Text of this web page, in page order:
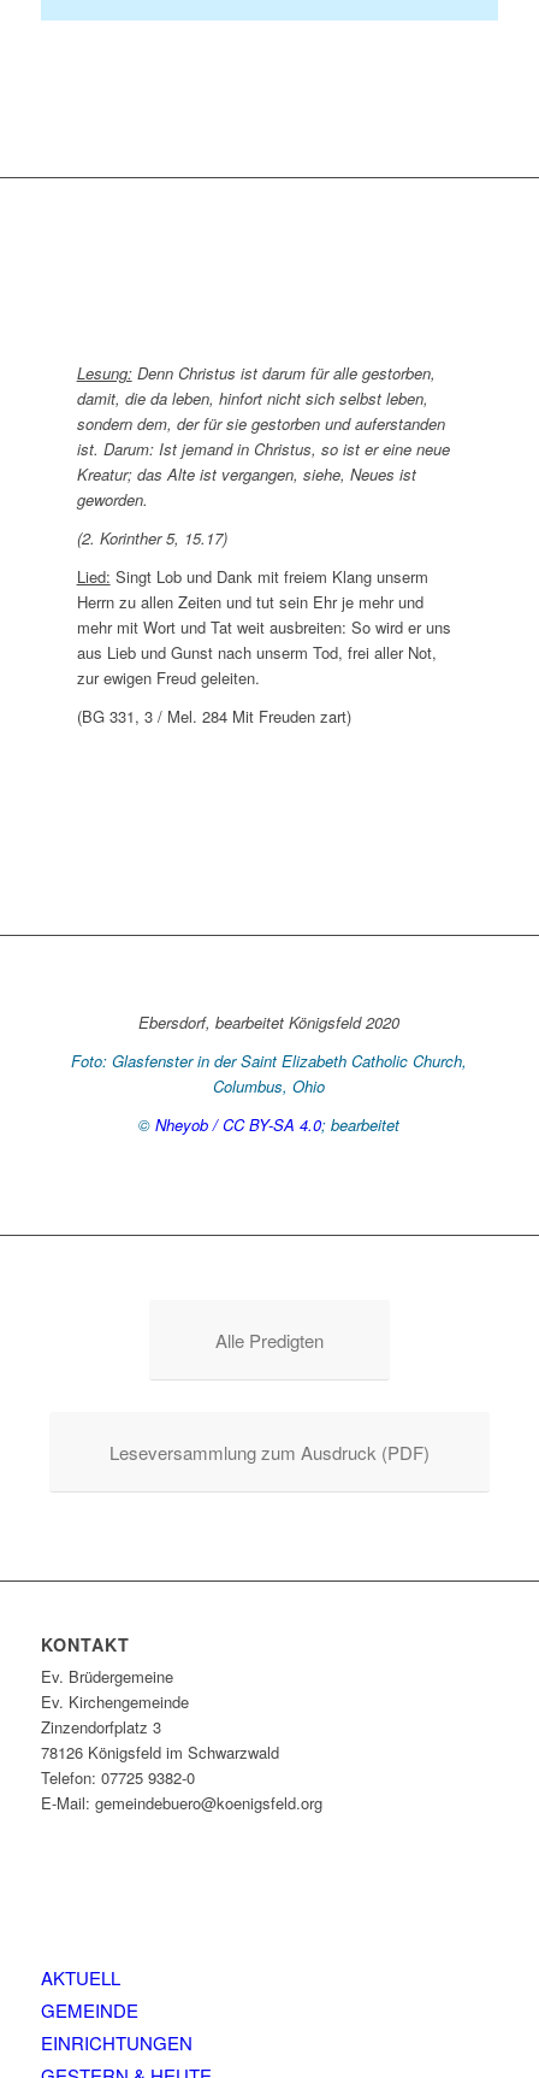
Lesung:Denn Christus ist darum für alle gestorben,
damit, die da leben, hinfort nicht sich selbst leben,
sondern dem, der für sie gestorben und auferstanden
ist. Darum: Ist jemand in Christus, so ist er eine neue
Kreatur; das Alte ist vergangen, siehe, Neues ist
geworden.
(2. Korinther 5, 15.17)
Lied: Singt Lob und Dank mit freiem Klang unserm
Herrn zu allen Zeiten und tut sein Ehr je mehr und
mehr mit Wort und Tat weit ausbreiten: So wird er uns
aus Lieb und Gunst nach unserm Tod, frei aller Not,
zur ewigen Freud geleiten.
(BG 331, 3 / Mel. 284 Mit Freuden zart)
Ebersdorf, bearbeitet Königsfeld 2020
Foto: Glasfenster in der Saint Elizabeth Catholic Church,
Columbus, Ohio
©Nheyob / CC BY-SA 4.0; bearbeitet
Alle Predigten
Leseversammlung zum Ausdruck (PDF)
KONTAKT
Ev. Brüdergemeine
Ev. Kirchengemeinde
Zinzendorfplatz 3
78126 Königsfeld im Schwarzwald
Telefon: 07725 9382-0
E-Mail: gemeindebuero@koenigsfeld.org
AKTUELL
GEMEINDE
EINRICHTUNGEN